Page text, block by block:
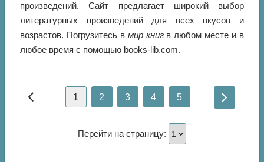
произведений. Сайт предлагает широкий выбор
литературных произведений для всех вкусов и
возрастов. Погрузитесь в мир книгв любом месте и в
любое время с помощью books-lib.com.
1 2 3 4 5
Перейти на страницу: